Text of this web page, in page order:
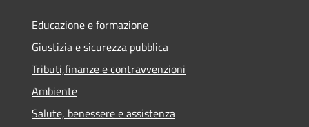
Educazione e formazione
Giustizia e sicurezza pubblica
Tributi,finanze e contravvenzioni
Ambiente
Salute, benessere e assistenza